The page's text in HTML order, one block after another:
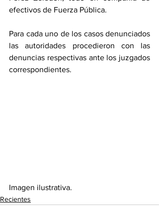
efectivos de Fuerza Pública.
Para cada uno de los casos denunciados
las autoridades procedieron con las
denuncias respectivas ante los juzgados
correspondientes.
Imagen ilustrativa.
Recientes